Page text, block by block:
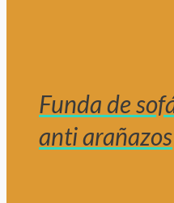
Funda de
anti arañazos